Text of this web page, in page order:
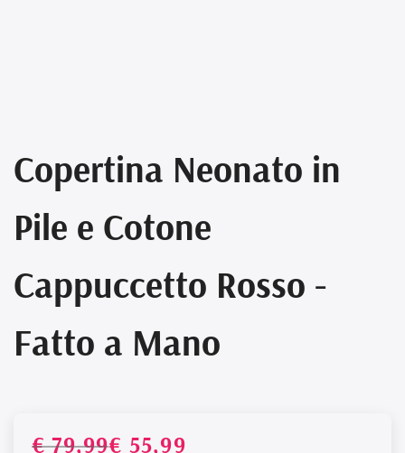
Copertina Neonato in
Pile e Cotone
Cappuccetto Rosso -
Fatto a Mano
€ 79,99€ 55,99